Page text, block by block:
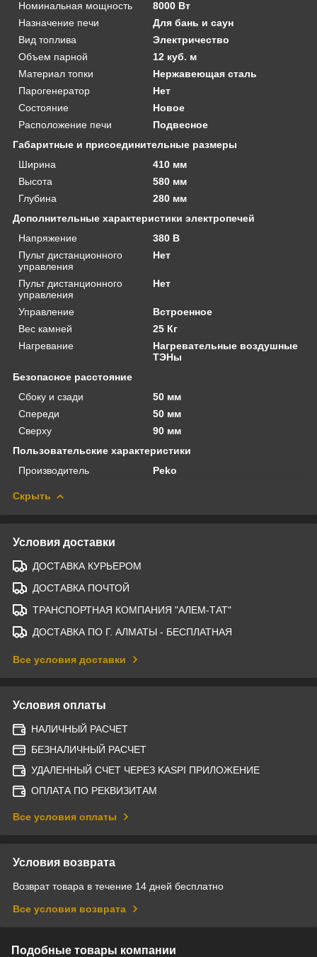
Номинальная мощность
8000 Вт
Назначение печи
Для бань и саун
Вид топлива
Электричество
Объем парной
12 куб. м
Материал топки
Нержавеющая сталь
Парогенератор
Нет
Состояние
Новое
Расположение печи
Подвесное
Габаритные и присоединительные размеры
Ширина
410 мм
Высота
580 мм
Глубина
280 мм
Дополнительные характеристики электропечей
Напряжение
380 В
Пульт дистанционного
управления
Нет
Пульт дистанционного
управления
Нет
Управление
Встроенное
Вес камней
25 Кг
Нагревание
Нагревательные воздушные
ТЭНы
Безопасное расстояние
Сбоку и сзади
50 мм
Спереди
50 мм
Сверху
90 мм
Пользовательские характеристики
Производитель
Peko
Скрыть
Условия доставки
ДОСТАВКА КУРЬЕРОМ
ДОСТАВКА ПОЧТОЙ
ТРАНСПОРТНАЯ КОМПАНИЯ "АЛЕМ-ТАТ"
ДОСТАВКА ПО Г. АЛМАТЫ - БЕСПЛАТНАЯ
Все условия доставки
Условия оплаты
НАЛИЧНЫЙ РАСЧЕТ
БЕЗНАЛИЧНЫЙ РАСЧЕТ
УДАЛЕННЫЙ СЧЕТ ЧЕРЕЗ KASPI ПРИЛОЖЕНИЕ
ОПЛАТА ПО РЕКВИЗИТАМ
Все условия оплаты
Условия возврата
Возврат товара в течение 14 дней бесплатно
Все условия возврата
Подобные товары компании